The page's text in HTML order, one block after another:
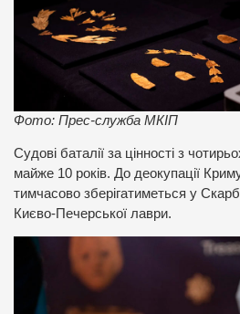
Фото: Прес-служба МКІП
Судові баталії за цінності з
майже 10 років. До деокупації
тимчасово зберігатиметься у
Києво-Печерської лаври.